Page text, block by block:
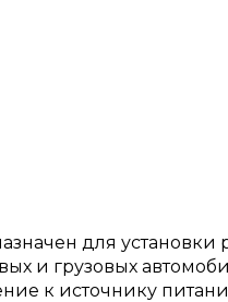
для
и грузовых
к источнику